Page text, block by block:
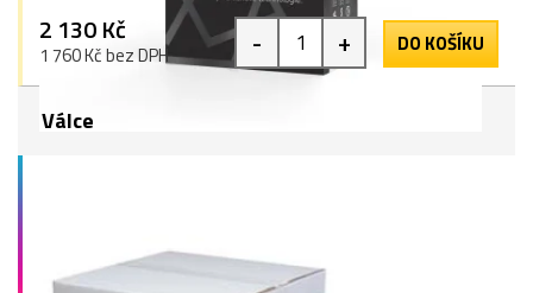
2 130 Kč
1 760 Kč bez DPH - + DO KOŠÍKU
Válce